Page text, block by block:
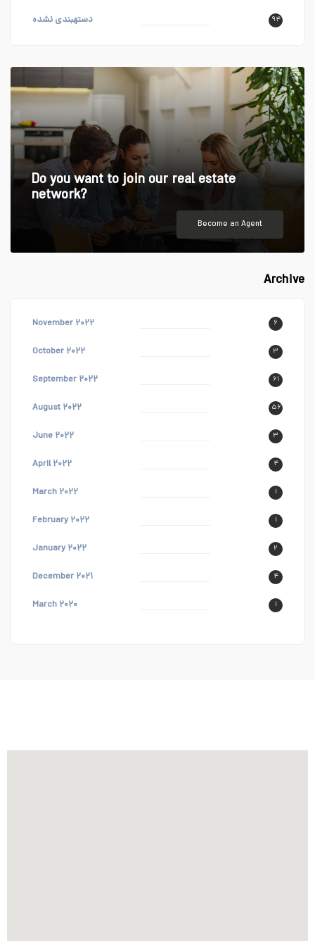
دستهبندی نشده ۹۴
Do you want to join our real estate
network?
Become an Agent
Archive
November ۲۰۲۲ ۶
October ۲۰۲۲ ۳
September ۲۰۲۲ ۶۱
August ۲۰۲۲ ۵۶
June ۲۰۲۲ ۳
April ۲۰۲۲ ۴
March ۲۰۲۲ ۱
February ۲۰۲۲ ۱
January ۲۰۲۲ ۲
December ۲۰۲۱ ۴
March ۲۰۲۰ ۱